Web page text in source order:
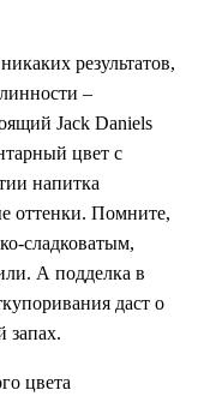
результатов,
–
Jack Daniels
цвет с
напитка
оттенки. Помните,
сладковатым,
А подделка в
даст о
запах.
цвета